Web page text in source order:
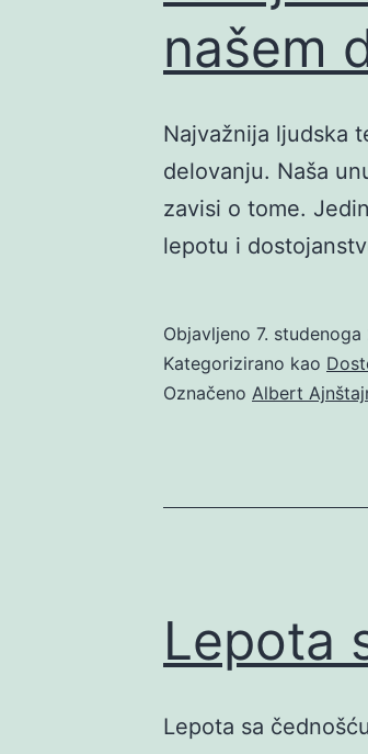
našem
Najvažnija ljudska
delovanju. Naša
zavisi o tome.
lepotu i
Objavljeno 7. studenoga
Kategorizirano kao
Označeno Albert
Lepota
Lepota sa